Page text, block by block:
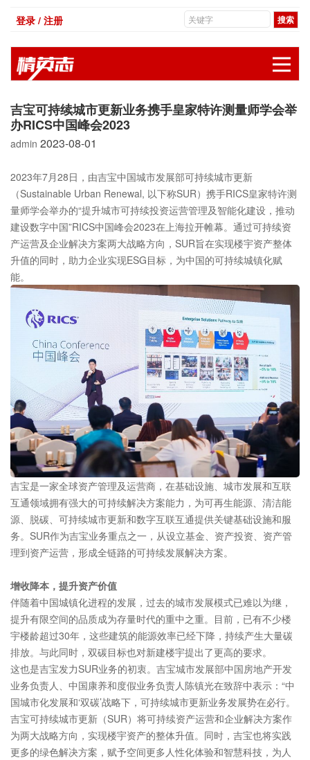
登录 / 注册
吉宝可持续城市更新业务携手皇家特许测量师学会举
办RICS中国峰会2023
admin 2023-08-01
2023年7月28日，由吉宝中国城市发展部可持续城市更新
（Sustainable Urban Renewal, 以下称SUR）携手RICS皇家特许测
量师学会举办的“提升城市可持续投资运营管理及智能化建设，推动
建设数字中国”RICS中国峰会2023在上海拉开帷幕。通过可持续资
产运营及企业解决方案两大战略方向，SUR旨在实现楼宇资产整体
升值的同时，助力企业实现ESG目标，为中国的可持续城镇化赋
能。
吉宝是一家全球资产管理及运营商，在基础设施、城市发展和互联
互通领域拥有强大的可持续解决方案能力，为可再生能源、清洁能
源、脱碳、可持续城市更新和数字互联互通提供关键基础设施和服
务。SUR作为吉宝业务重点之一，从设立基金、资产投资、资产管
理到资产运营，形成全链路的可持续发展解决方案。
增收降本，提升资产价值
伴随着中国城镇化进程的发展，过去的城市发展模式已难以为继，
提升有限空间的品质成为存量时代的重中之重。目前，已有不少楼
宇楼龄超过30年，这些建筑的能源效率已经下降，持续产生大量碳
排放。与此同时，双碳目标也对新建楼宇提出了更高的要求。
这也是吉宝发力SUR业务的初衷。吉宝城市发展部中国房地产开发
业务负责人、中国康养和度假业务负责人陈镇光在致辞中表示：“中
国城市化发展和‘双碳’战略下，可持续城市更新业务发展势在必行。
吉宝可持续城市更新（SUR）将可持续资产运营和企业解决方案作
为两大战略方向，实现楼宇资产的整体升值。同时，吉宝也将实践
更多的绿色解决方案，赋予空间更多人性化体验和智慧科技，为人